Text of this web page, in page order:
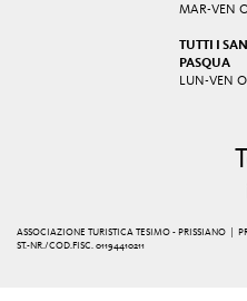
MAR-VEN
TUTTI I
PASQUA
LUN-VEN
ASSOCIAZIONE TURISTICA TESIMO - PRISSIANO |
ST.-NR./COD.FISC. 01194410211